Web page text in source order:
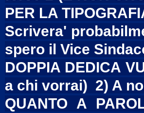
PER LA
Scrivera'
spero il Vice
DOPPIA DEDICA
a chi vorrai) 2) A
QUANTO A